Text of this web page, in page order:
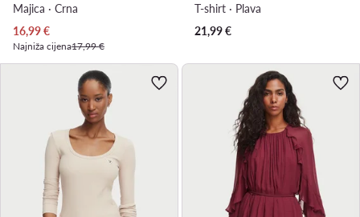
Majica · Crna
Trenutna cijena
16,99€
Najniža cijena17,99 €
T-shirt · Plava
21,99€